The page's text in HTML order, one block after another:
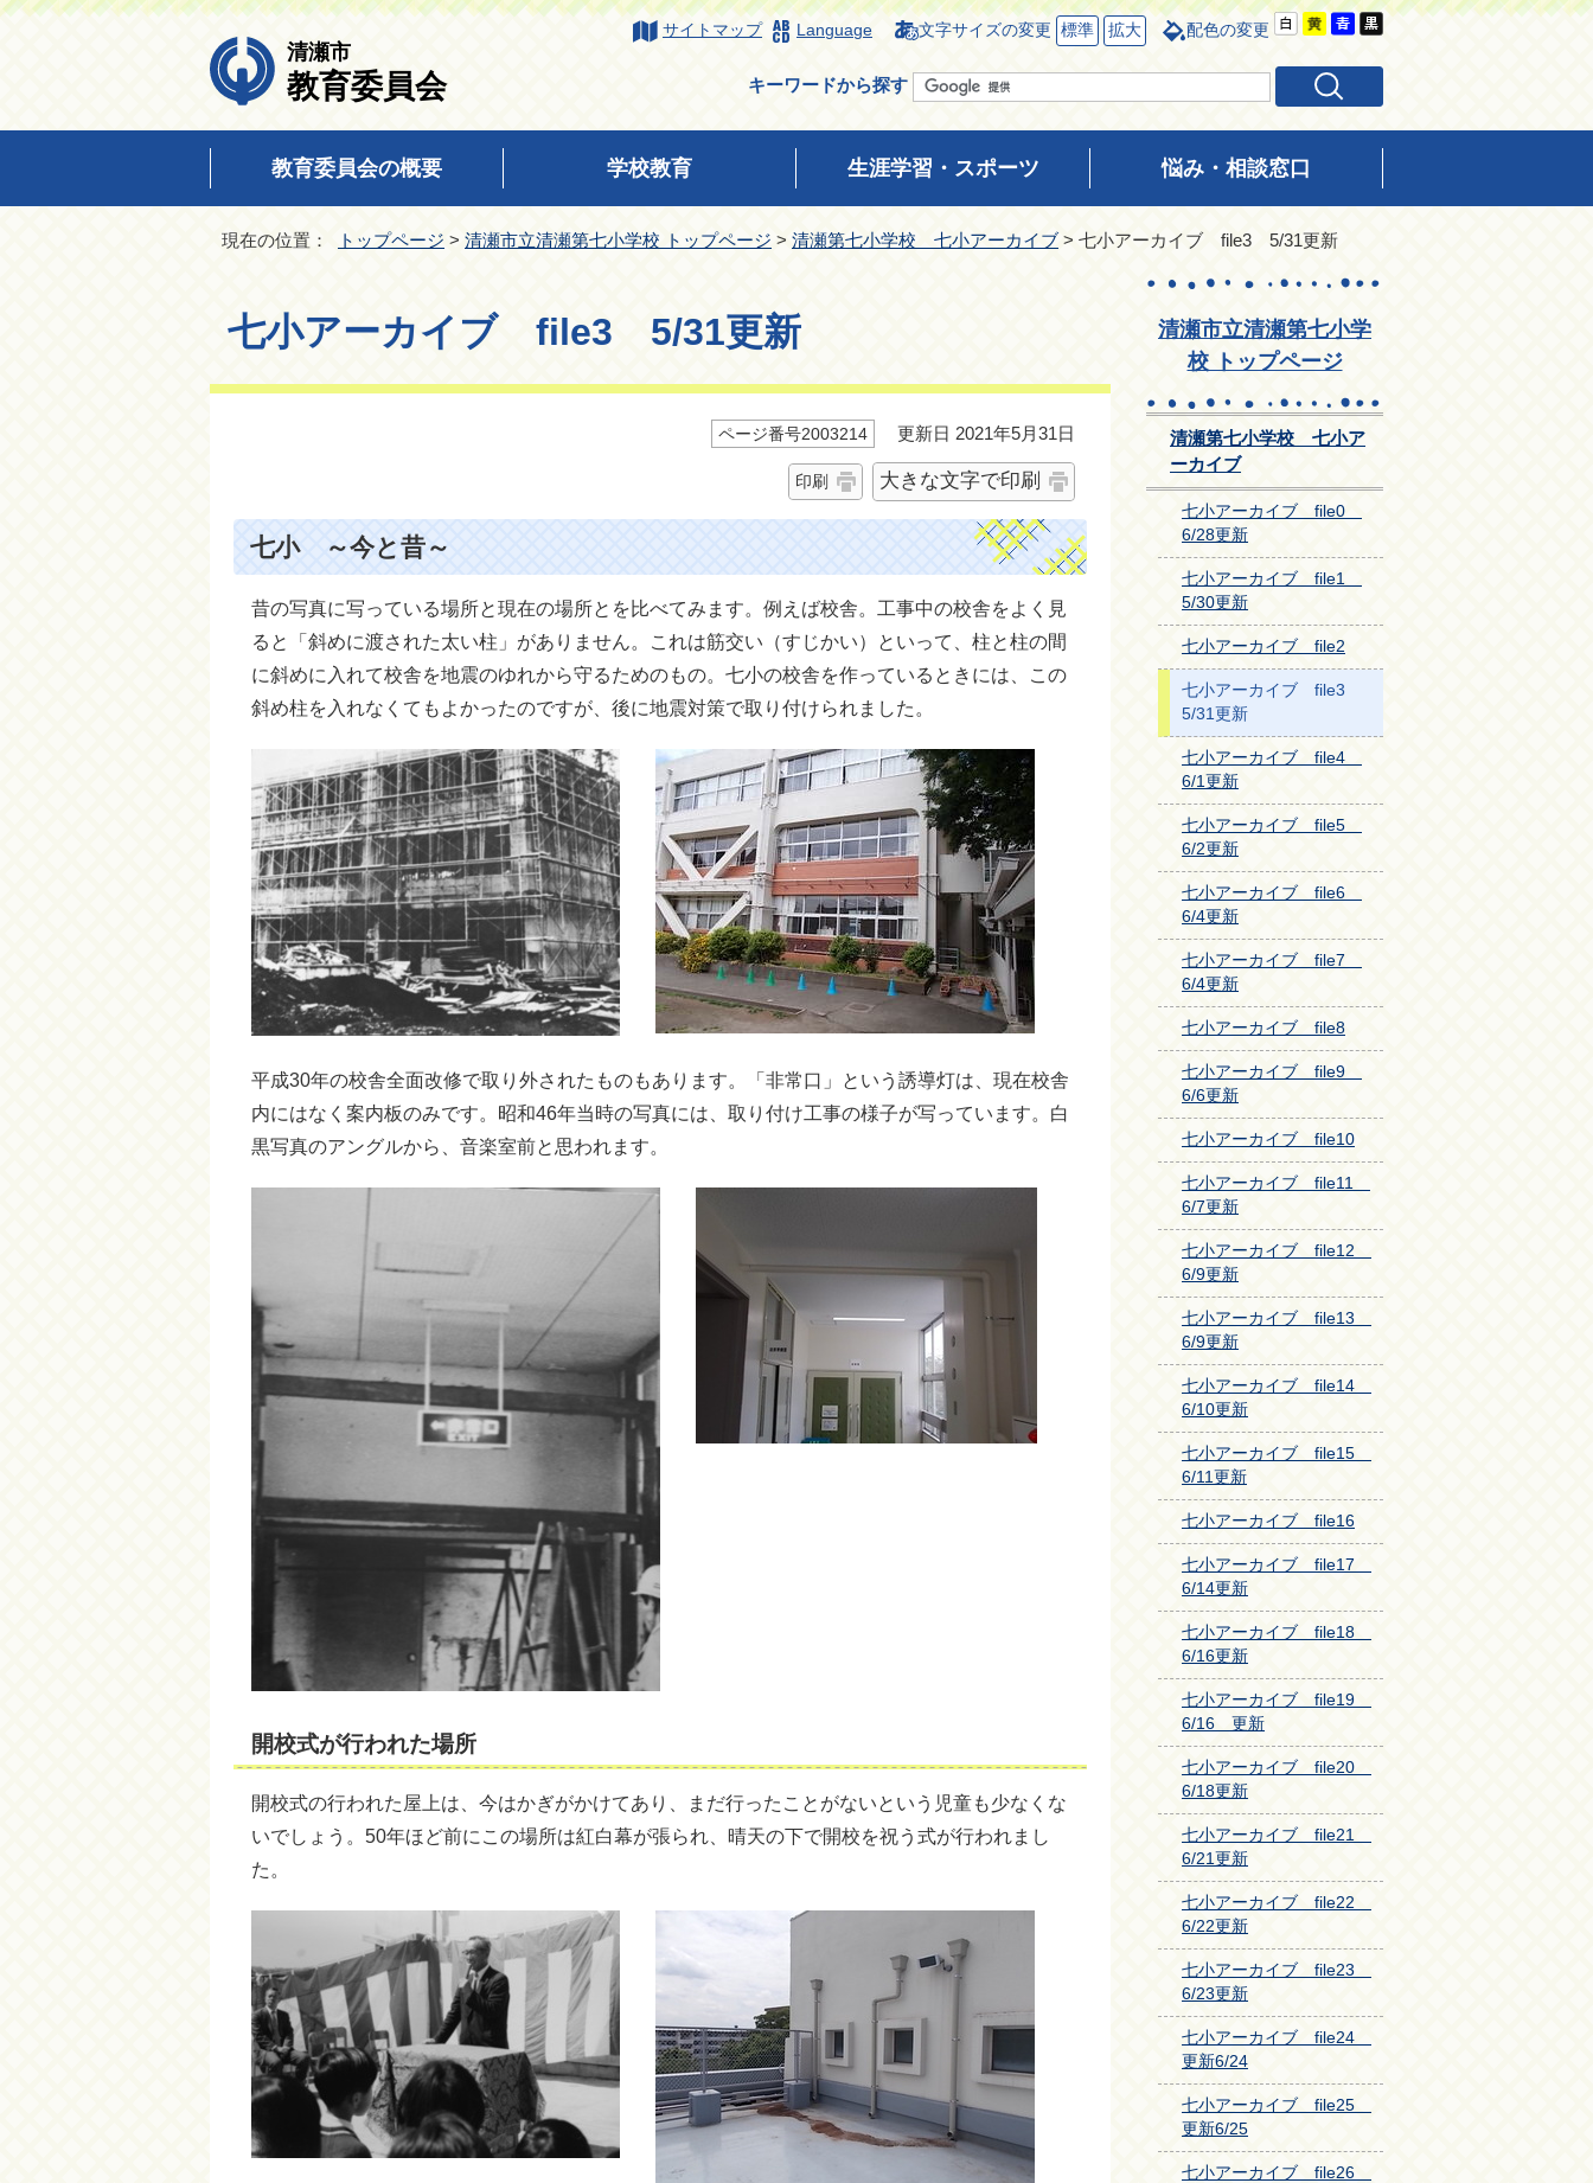
清瀬市
教育委員会
サイトマップ Language 文字サイズの変更 標準 拡大 配色の変更
キーワードから探す
教育委員会の概要 学校教育 生涯学習・スポーツ 悩み・相談窓口
現在の位置： トップページ > 清瀬市立清瀬第七小学校 トップページ > 清瀬第七小学校 七小アーカイブ > 七小アーカイブ file3 5/31更新
七小アーカイブ file3 5/31更新
ページ番号2003214 更新日 2021年5月31日
印刷 大きな文字で印刷
七小 ～今と昔～
昔の写真に写っている場所と現在の場所とを比べてみます。例えば校舎。工事中の校舎をよく見
ると「斜めに渡された太い柱」がありません。これは筋交い（すじかい）といって、柱と柱の間
に斜めに入れて校舎を地震のゆれから守るためのもの。七小の校舎を作っているときには、この
斜め柱を入れなくてもよかったのですが、後に地震対策で取り付けられました。
平成30年の校舎全面改修で取り外されたものもあります。「非常口」という誘導灯は、現在校舎
内にはなく案内板のみです。昭和46年当時の写真には、取り付け工事の様子が写っています。白
黒写真のアングルから、音楽室前と思われます。
開校式が行われた場所
開校式の行われた屋上は、今はかぎがかけてあり、まだ行ったことがないという児童も少なくな
いでしょう。50年ほど前にこの場所は紅白幕が張られ、晴天の下で開校を祝う式が行われまし
た。
清瀬市立清瀬第七小学
校 トップページ
清瀬第七小学校 七小ア
ーカイブ
七小アーカイブ file0
6/28更新
七小アーカイブ file1
5/30更新
七小アーカイブ file2
七小アーカイブ file3
5/31更新
七小アーカイブ file4
6/1更新
七小アーカイブ file5
6/2更新
七小アーカイブ file6
6/4更新
七小アーカイブ file7
6/4更新
七小アーカイブ file8
七小アーカイブ file9
6/6更新
七小アーカイブ file10
七小アーカイブ file11
6/7更新
七小アーカイブ file12
6/9更新
七小アーカイブ file13
6/9更新
七小アーカイブ file14
6/10更新
七小アーカイブ file15
6/11更新
七小アーカイブ file16
七小アーカイブ file17
6/14更新
七小アーカイブ file18
6/16更新
七小アーカイブ file19
6/16 更新
七小アーカイブ file20
6/18更新
七小アーカイブ file21
6/21更新
七小アーカイブ file22
6/22更新
七小アーカイブ file23
6/23更新
七小アーカイブ file24
更新6/24
七小アーカイブ file25
更新6/25
七小アーカイブ file26